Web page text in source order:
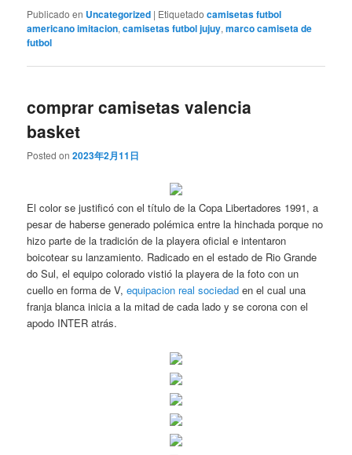
Publicado en Uncategorized | Etiquetado camisetas futbol
americano imitacion,camisetas futbol jujuy,marco camiseta de
futbol
comprar camisetas valencia
basket
Posted on2023年2月11日
El color se justificó con el título de la Copa Libertadores 1991, a
pesar de haberse generado polémica entre la hinchada porque no
hizo parte de la tradición de la playera oficial e intentaron
boicotear su lanzamiento. Radicado en el estado de Rio Grande
do Sul, el equipo colorado vistió la playera de la foto con un
cuello en forma de V,equipacion real sociedad en el cual una
franja blanca inicia a la mitad de cada lado y se corona con el
apodo INTER atrás.